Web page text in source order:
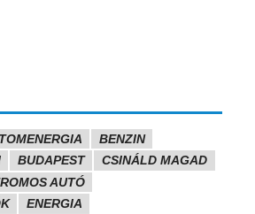
BENZIN
BUDAPEST
CSINÁLD MAGAD
AUTÓ
ENERGIA